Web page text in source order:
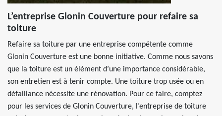
L’entreprise Glonin Couverture pour refaire sa
toiture
Refaire sa toiture par une entreprise compétente comme
Glonin Couverture est une bonne initiative. Comme nous savons
que la toiture est un élément d’une importance considérable,
son entretien est à tenir compte. Une toiture trop usée ou en
défaillance nécessite une rénovation. Pour ce faire, comptez
pour les services de Glonin Couverture, l’entreprise de toiture